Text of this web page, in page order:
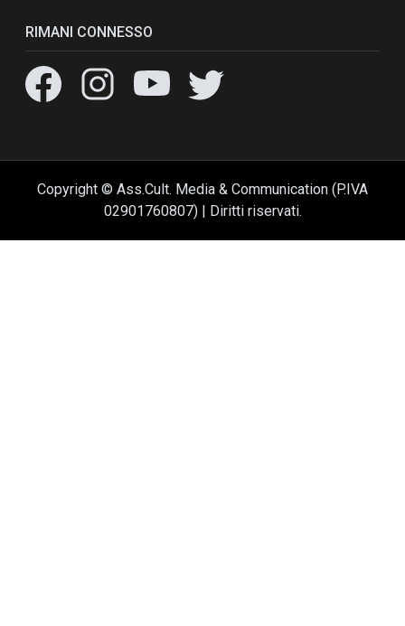
RIMANI CONNESSO
Copyright © Ass.Cult. Media & Communication (P.IVA
02901760807) | Diritti riservati.